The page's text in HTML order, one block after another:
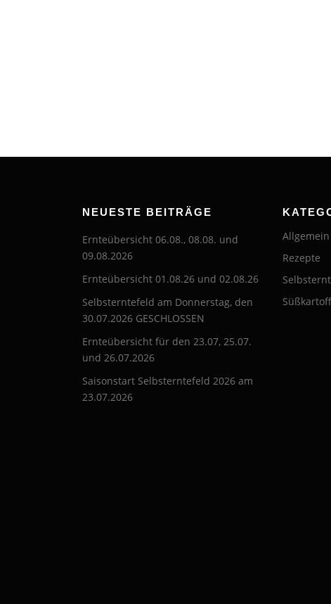
NEUESTE BEITRÄGE
Ernteübersicht 06.08., 08.08. und
09.08.2026
Ernteübersicht 01.08.26 und 02.08.26
Selbsterntefeld am Donnerstag, den
30.07.2026 GESCHLOSSEN
Ernteübersicht für den 23.07, 25.07.
und 26.07.2026
Saisonstart Selbsterntefeld 2026 am
23.07.2026
Allgemein
Rezepte